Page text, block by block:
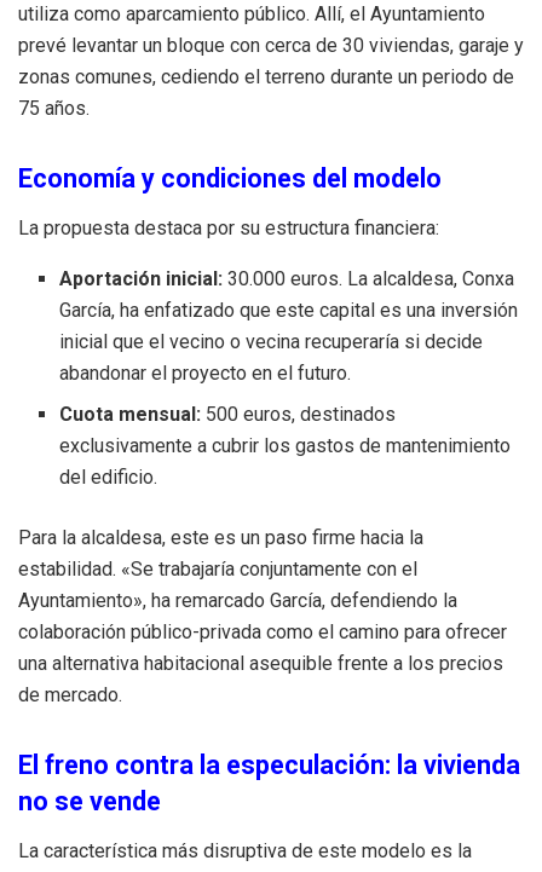
utiliza como aparcamiento público. Allí, el Ayuntamiento
prevé levantar un bloque con cerca de 30 viviendas, garaje y
zonas comunes, cediendo el terreno durante un periodo de
75 años.
Economía y condiciones del modelo
La propuesta destaca por su estructura financiera:
Aportación inicial: 30.000 euros. La alcaldesa, Conxa
García, ha enfatizado que este capital es una inversión
inicial que el vecino o vecina recuperaría si decide
abandonar el proyecto en el futuro.
Cuota mensual: 500 euros, destinados
exclusivamente a cubrir los gastos de mantenimiento
del edificio.
Para la alcaldesa, este es un paso firme hacia la
estabilidad. «Se trabajaría conjuntamente con el
Ayuntamiento», ha remarcado García, defendiendo la
colaboración público-privada como el camino para ofrecer
una alternativa habitacional asequible frente a los precios
de mercado.
El freno contra la especulación: la vivienda
no se vende
La característica más disruptiva de este modelo es la